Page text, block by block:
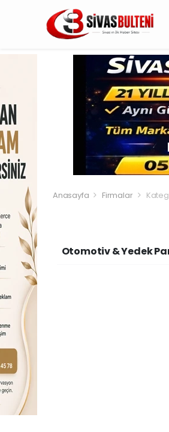
Anasayfa Firmalar
Otomotiv & Yedek